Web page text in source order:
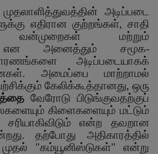
அடிப்படை
எதிரான குற்றங்கள், சாதி
வன்முறைகள் மற்றும்
என அனைத்தும் சமூக-
அடிப்படையாகக்
அமைப்பை மாற்றாமல்
கேலிக்கூத்தானது, ஒரு
வேரோடு பிடுங்குவதற்குப்
கிளைகளையும் மட்டும்
என்ற தவறான
தற்போது அதிகாரத்தில்
"கம்யூனிஸ்டுகள்" என்று